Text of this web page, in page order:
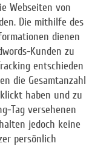
Webseiten von
Die mithilfe des
dienen
Kunden zu
entschieden
die Gesamtanzahl
haben und zu
Tag versehenen
jedoch keine
persönlich